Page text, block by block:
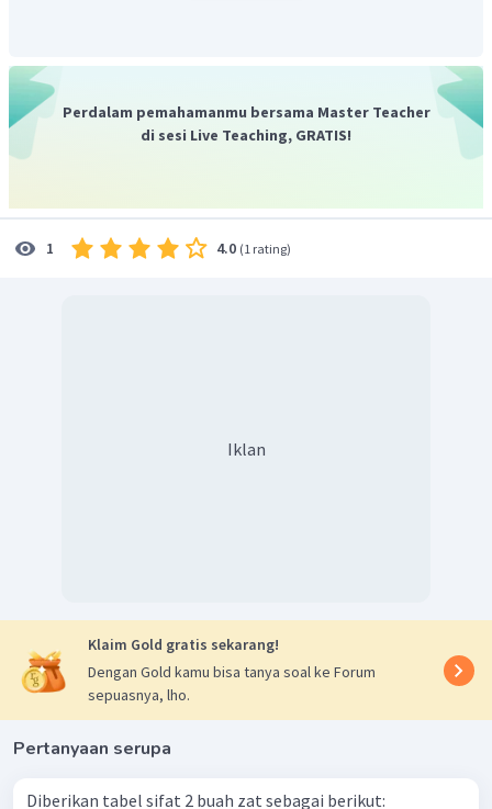
golongan IA) dan
(termasuk unsur non logam
golongan VI A) untuk senyawa
dan ikatan yang
terbentuk antara
(termasuk unsur logam golongan II
A) dan
(termasuk unsur non logam golongan VII A)
maupun
berikatan ion .
Perdalam pemahamanmu bersama Master Teacher
di sesi Live Teaching, GRATIS!
1 4.0 (1 rating)
Iklan
Klaim Gold gratis sekarang!
Dengan Gold kamu bisa tanya soal ke Forum
sepuasnya, lho.
Pertanyaan serupa
Diberikan tabel sifat 2 buah zat sebagai berikut: